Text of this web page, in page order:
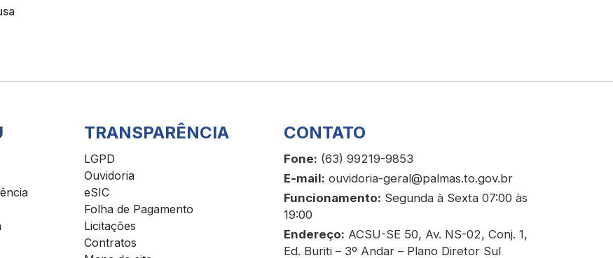
TRANSPARÊNCIA
LGPD
Ouvidoria
eSIC
Folha de Pagamento
Licitações
Contratos
CONTATO
Fone: (63) 99219-9853
E-mail: ouvidoria-geral@palmas.to.gov.br
Funcionamento: Segunda à Sexta 07:00 às
19:00
Endereço: ACSU-SE 50, Av. NS-02, Conj. 1,
Ed. Buriti – 3º Andar – Plano Diretor Sul